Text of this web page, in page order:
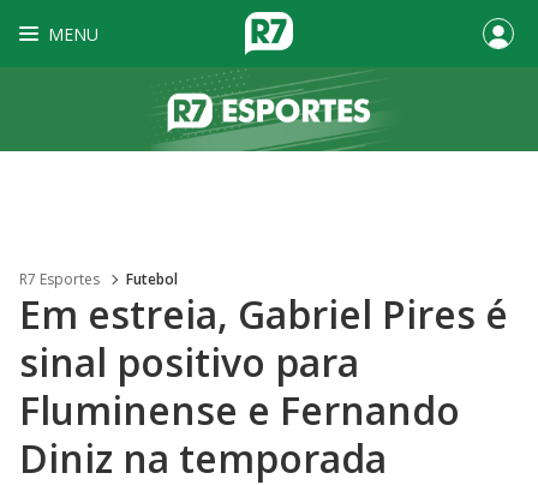
MENU
R7 Esportes Futebol
Em estreia, Gabriel Pires é
sinal positivo para
Fluminense e Fernando
Diniz na temporada